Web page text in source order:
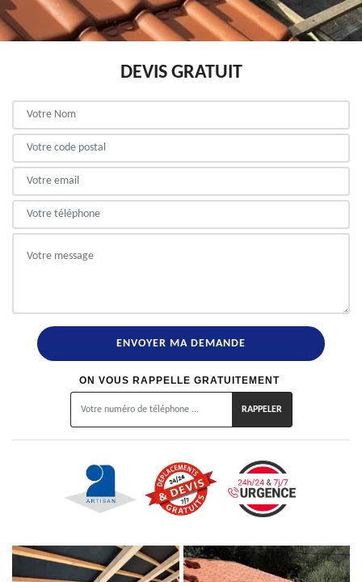
DEVIS GRATUIT
ON VOUS RAPPELLE GRATUITEMENT